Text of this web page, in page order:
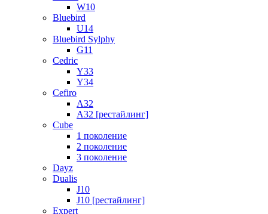
W10
Bluebird
U14
Bluebird Sylphy
G11
Cedric
Y33
Y34
Cefiro
A32
A32 [рестайлинг]
Cube
1 поколение
2 поколение
3 поколение
Dayz
Dualis
J10
J10 [рестайлинг]
Expert